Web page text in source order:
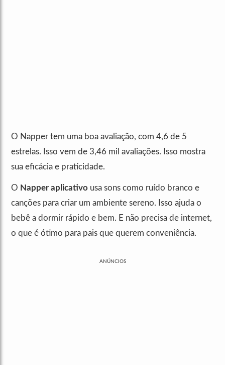
O Napper tem uma boa avaliação, com 4,6 de 5
estrelas. Isso vem de 3,46 mil avaliações. Isso mostra
sua eficácia e praticidade.
O Napper aplicativo usa sons como ruído branco e
canções para criar um ambiente sereno. Isso ajuda o
bebê a dormir rápido e bem. E não precisa de internet,
o que é ótimo para pais que querem conveniência.
ANÚNCIOS